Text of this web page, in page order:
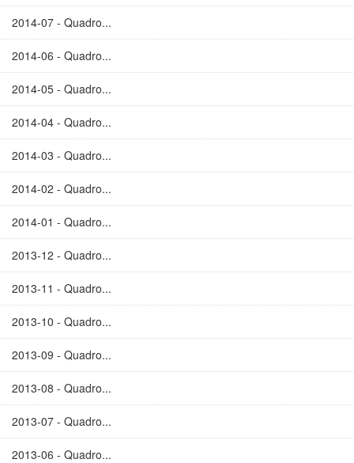
2014-07 - Quadro...
2014-06 - Quadro...
2014-05 - Quadro...
2014-04 - Quadro...
2014-03 - Quadro...
2014-02 - Quadro...
2014-01 - Quadro...
2013-12 - Quadro...
2013-11 - Quadro...
2013-10 - Quadro...
2013-09 - Quadro...
2013-08 - Quadro...
2013-07 - Quadro...
2013-06 - Quadro...